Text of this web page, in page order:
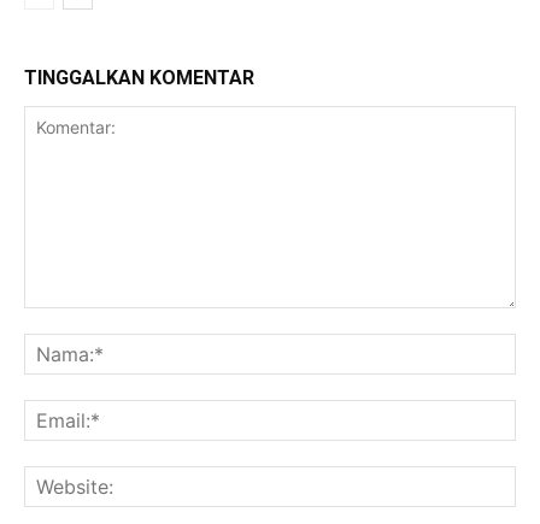
TINGGALKAN KOMENTAR